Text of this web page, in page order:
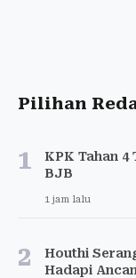
Pilihan
1
KPK Tahan
BJB
1 jam lalu
2
Houthi
Hadapi